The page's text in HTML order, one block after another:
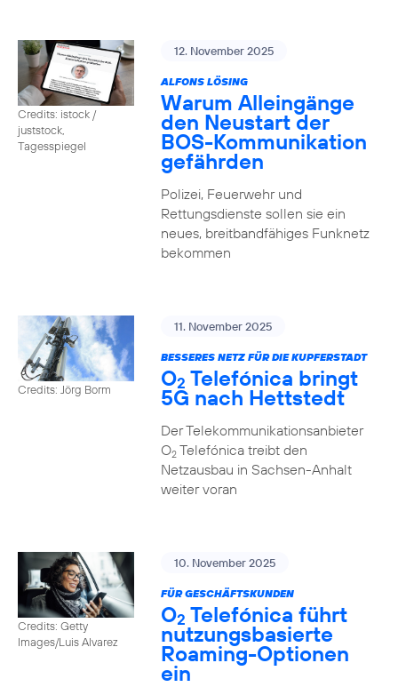
Credits: istock /
juststock,
Tagesspiegel
12. November 2025
ALFONS LÖSING
Warum Alleingänge
den Neustart der
BOS-Kommunikation
gefährden
Polizei, Feuerwehr und
Rettungsdienste sollen sie ein
neues, breitbandfähiges Funknetz
bekommen
Credits: Jörg Borm
11. November 2025
BESSERES NETZ FÜR DIE KUPFERSTADT
O2 Telefónica bringt
5G nach Hettstedt
Der Telekommunikationsanbieter
O2Telefónica treibt den
Netzausbau in Sachsen-Anhalt
weiter voran
Credits: Getty
Images/Luis Alvarez
10. November 2025
FÜR GESCHÄFTSKUNDEN
O2 Telefónica führt
nutzungs­basierte
Roaming-Optionen
ein